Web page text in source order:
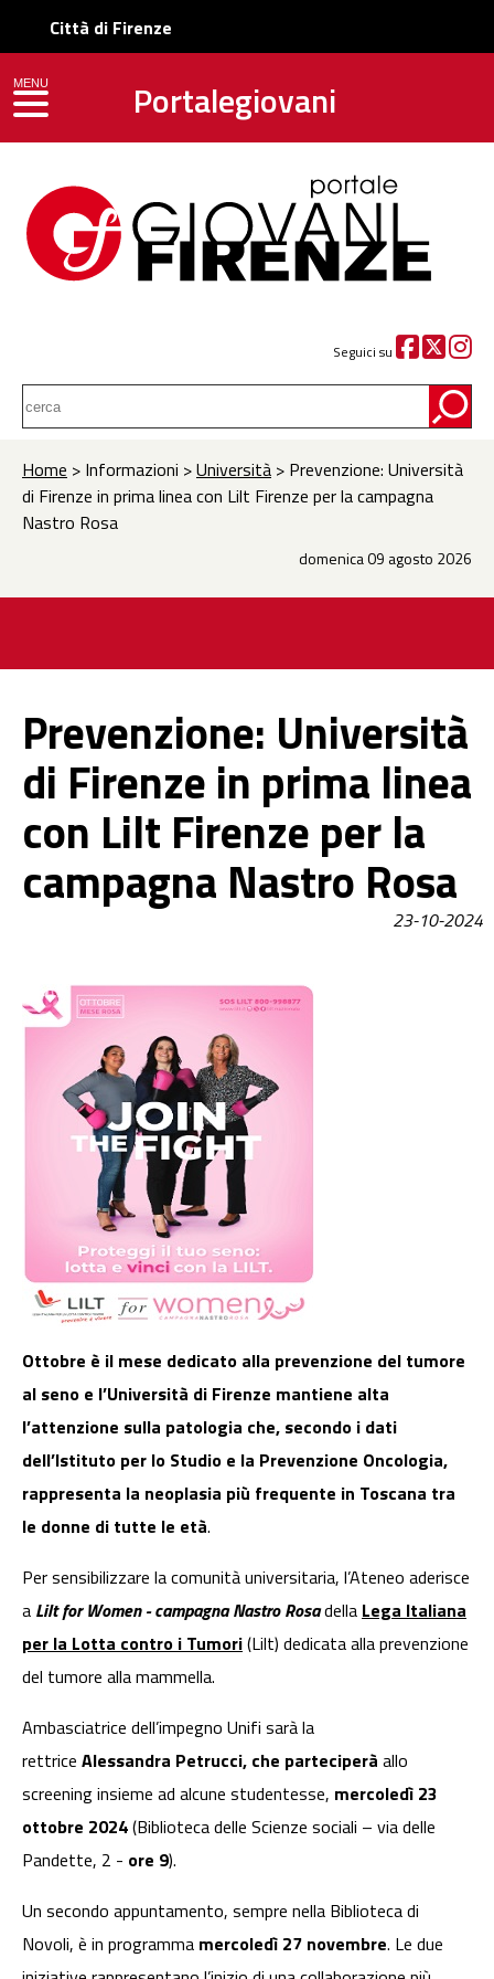
Città di Firenze
Portalegiovani
Seguici su
MENU
toggle navigation
Home > Informazioni >Università > Prevenzione: Università
di Firenze in prima linea con Lilt Firenze per la campagna
Nastro Rosa
domenica 09 agosto 2026
Prevenzione: Università
di Firenze in prima linea
con Lilt Firenze per la
campagna Nastro Rosa
23-10-2024
Ottobre è il mese dedicato alla prevenzione del tumore
al seno e l’Università di Firenze mantiene alta
l’attenzione sulla patologia che, secondo i dati
dell’Istituto per lo Studio e la Prevenzione Oncologia,
rappresenta la neoplasia più frequente in Toscana tra
le donne di tutte le età.
Per sensibilizzare la comunità universitaria, l’Ateneo aderisce
a Lilt for Women - campagna Nastro Rosadella Lega Italiana
per la Lotta contro i Tumori(Lilt) dedicata alla prevenzione
del tumore alla mammella.
Ambasciatrice dell’impegno Unifi sarà la
rettrice Alessandra Petrucci, che parteciperà allo
screening insieme ad alcune studentesse, mercoledì 23
ottobre 2024(Biblioteca delle Scienze sociali – via delle
Pandette, 2 - ore 9).
Un secondo appuntamento, sempre nella Biblioteca di
Novoli, è in programma mercoledì 27 novembre. Le due